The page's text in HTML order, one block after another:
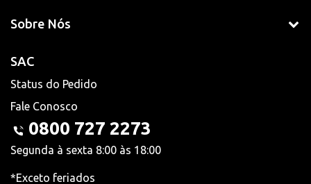
Sobre Nós
SAC
Status do Pedido
Fale Conosco
0800 727 2273
Segunda à sexta 8:00 às 18:00
*Exceto feriados